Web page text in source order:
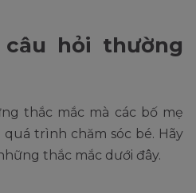
hỏi thường
thắc mắc mà các bố mẹ
trình chăm sóc bé. Hãy
thắc mắc dưới đây.